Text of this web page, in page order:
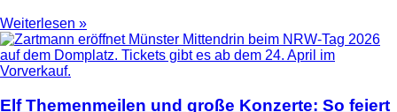
Weiterlesen »
Elf Themenmeilen und große Konzerte: So feiert